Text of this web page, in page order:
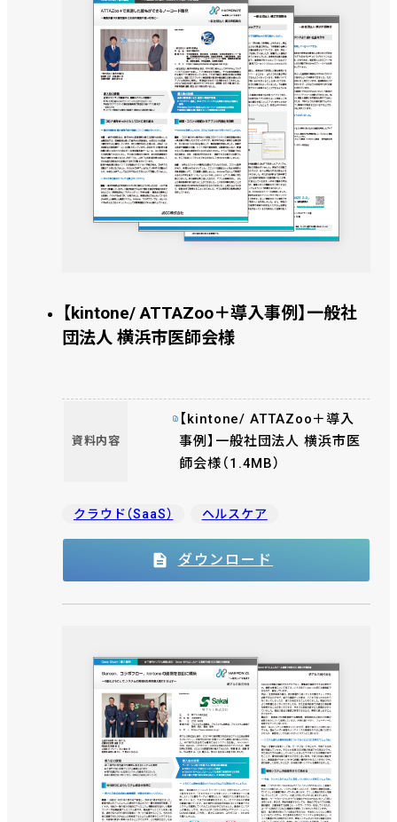
【kintone/ ATTAZoo＋導入事例】一般社
団法人 横浜市医師会様
資料内容
【kintone/ ATTAZoo＋導入
事例】一般社団法人 横浜市医
師会様（1.4MB）
クラウド（SaaS） ヘルスケア
ダウンロード